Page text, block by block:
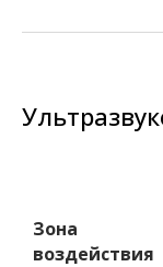
Зона
воздействия